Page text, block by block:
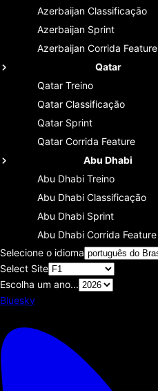
Azerbaijan Classificaçāo
Azerbaijan Sprint
Azerbaijan Corrida Feature
Qatar
Qatar Treino
Qatar Classificaçāo
Qatar Sprint
Qatar Corrida Feature
Abu Dhabi
Abu Dhabi Treino
Abu Dhabi Classificaçāo
Abu Dhabi Sprint
Abu Dhabi Corrida Feature
Selecione o idioma
Select Site
Escolha um ano...
Bluesky